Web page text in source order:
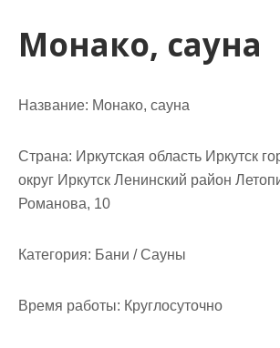
Монако, сауна
Название: Монако, сауна
Страна: Иркутская область Иркутск
округ Иркутск Ленинский район
Романова, 10
Категория: Бани / Сауны
Время работы: Круглосуточно